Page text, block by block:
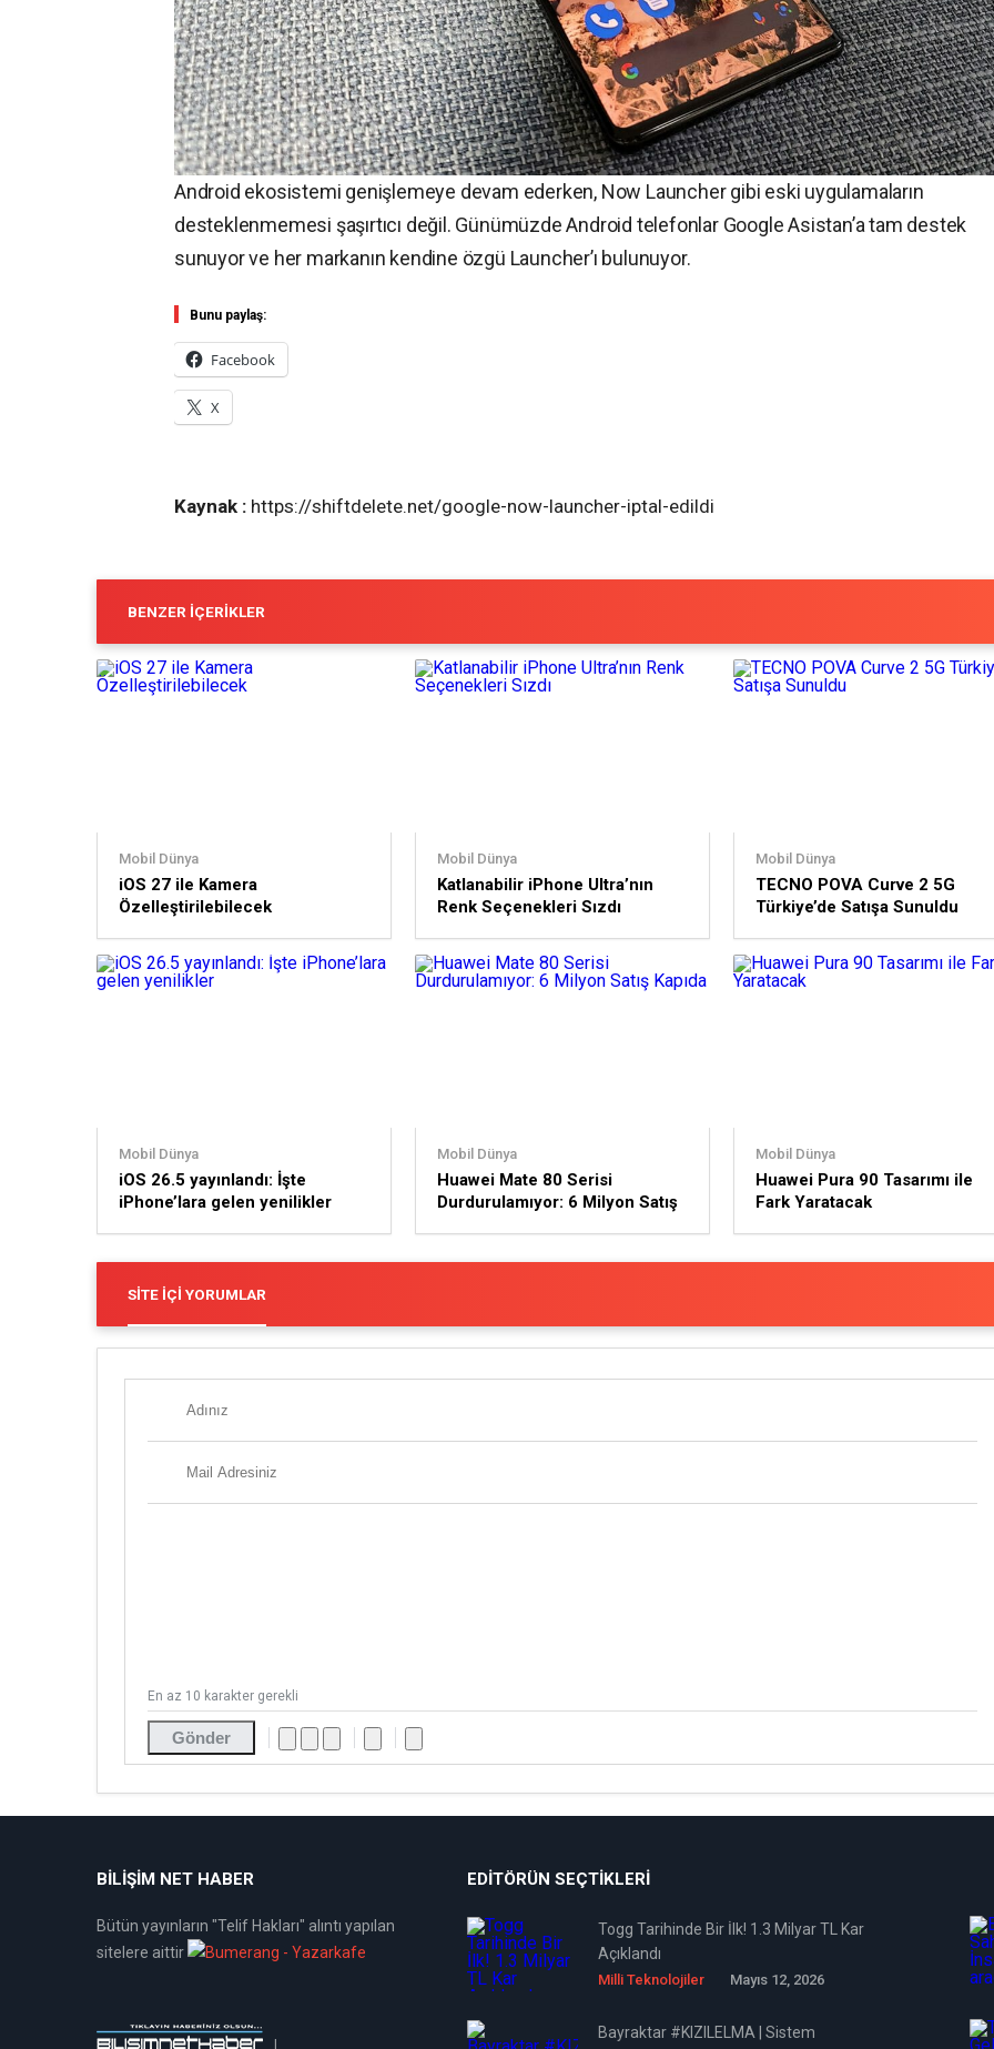
Android ekosistemi genişlemeye devam ederken, Now Launcher gibi eski uygulamaların
desteklenmemesi şaşırtıcı değil. Günümüzde Android telefonlar Google Asistan’a tam destek
sunuyor ve her markanın kendine özgü Launcher’ı bulunuyor.
Bunu paylaş:
Facebook
X
Kaynak : https://shiftdelete.net/google-now-launcher-iptal-edildi
BENZER İÇERIKLER
Mobil Dünya
iOS 27 ile Kamera
Özelleştirilebilecek
Mobil Dünya
Katlanabilir iPhone Ultra’nın
Renk Seçenekleri Sızdı
Mobil Dünya
TECNO POVA Curve 2 5G
Türkiye’de Satışa Sunuldu
Mobil Dünya
iOS 26.5 yayınlandı: İşte
iPhone’lara gelen yenilikler
Mobil Dünya
Huawei Mate 80 Serisi
Durdurulamıyor: 6 Milyon Satış
Mobil Dünya
Huawei Pura 90 Tasarımı ile
Fark Yaratacak
SITE İÇI YORUMLAR
Gönder
En az 10 karakter gerekli
BİLİŞİM NET HABER
Bütün yayınların "Telif Hakları" alıntı yapılan
sitelere aittir
EDITÖRÜN SEÇTIKLERI
Togg Tarihinde Bir İlk! 1.3 Milyar TL Kar
Açıklandı
Milli Teknolojiler Mayıs 12, 2026
Bayraktar #KIZILELMA | Sistem